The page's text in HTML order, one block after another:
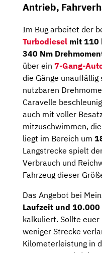
Antrieb,
Im Bug arbeitet der
Turbodiesel mit 110
340 Nm
über ein 7-Gang-
die Gänge
nutzbaren
Caravelle
auch mit voller
mitzuschwimmen,
liegt im Bereich um
Langstrecke spielt
Verbrauch und
Fahrzeug dieser
Das Angebot bei
Laufzeit und
kalkuliert. Sollte
weniger Strecke
Kilometerleistung in